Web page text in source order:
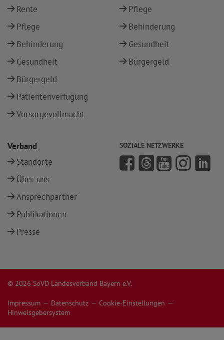
Rente
Pflege
Behinderung
Gesundheit
Bürgergeld
Patientenverfügung
Vorsorgevollmacht
Pflege
Behinderung
Gesundheit
Bürgergeld
Verband
Standorte
Über uns
Ansprechpartner
Publikationen
Presse
SOZIALE NETZWERKE
© 2026 SoVD Landesverband Bayern e.V.
Impressum Datenschutz
Cookie-Einstellungen
Hinweisgebersystem